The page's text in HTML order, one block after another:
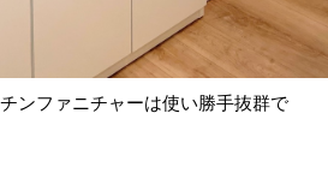
ンファニチャーは使い勝手抜群で